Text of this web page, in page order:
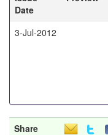
Date
3-Jul-2012
Share